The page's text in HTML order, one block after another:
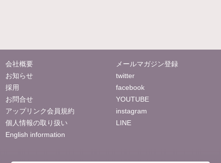
会社概要
お知らせ
採用
お問合せ
アップリンク会員規約
個人情報の取り扱い
English information
メールマガジン登録
twitter
facebook
YOUTUBE
instagram
LINE